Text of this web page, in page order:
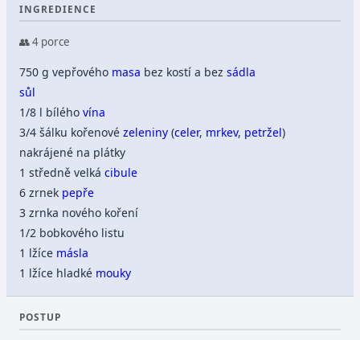
INGREDIENCE
👥 4 porce
750 g vepřového masa bez kostí a bezsádla
sůl
1/8 l bíléhovína
3/4 šálku kořenovézeleniny (celer, mrkev, petržel)
nakrájené na plátky
1 středně velkácibule
6 zrnek pepře
3 zrnka nového koření
1/2 bobkového listu
1 lžíce másla
1 lžíce hladké mouky
POSTUP